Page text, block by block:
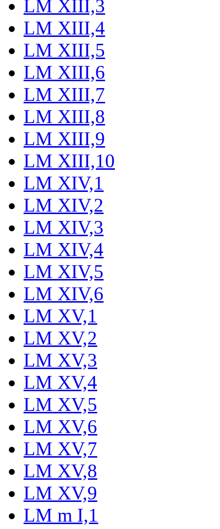
LM XIII,3
LM XIII,4
LM XIII,5
LM XIII,6
LM XIII,7
LM XIII,8
LM XIII,9
LM XIII,10
LM XIV,1
LM XIV,2
LM XIV,3
LM XIV,4
LM XIV,5
LM XIV,6
LM XV,1
LM XV,2
LM XV,3
LM XV,4
LM XV,5
LM XV,6
LM XV,7
LM XV,8
LM XV,9
LM m I,1